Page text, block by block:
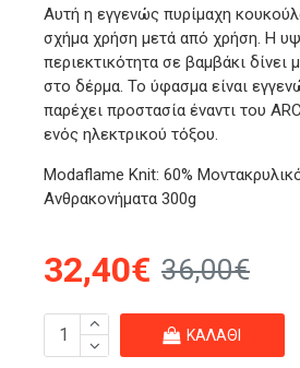
Αυτή η εγγενώς πυρίμαχη
σχήμα χρήση μετά από χρήση. Η
περιεκτικότητα σε βαμβάκι δίνει
στο δέρμα. Το ύφασμα είναι
παρέχει προστασία έναντι του
ενός ηλεκτρικού τόξου.
Modaflame Knit: 60%
Ανθρακονήματα 300g
32,40€ 36,00€
ΚΑΛΆΘΙ